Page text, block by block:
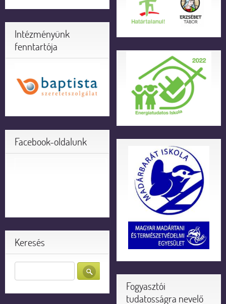
Intézményünk
fenntartója
Facebook-oldalunk
Keresés
Fogyasztói
tudatosságra nevelő